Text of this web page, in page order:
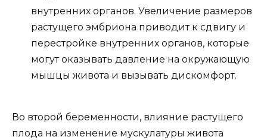
внутренних органов. Увеличение размеров
растущего эмбриона приводит к сдвигу и
перестройке внутренних органов, которые
могут оказывать давление на окружающую
мышцы живота и вызывать дискомфорт.
Во второй беременности, влияние растущего
плода на изменение мускулатуры живота